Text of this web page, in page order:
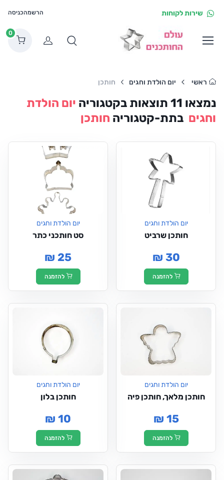
שירות לקוחות הרשמהכניסה
הרשמה
0
ראשי יום הולדת וחגים חותכן
נמצאו 11 תוצאות בקטגוריה יום הולדת
וחגים בתת-קטגוריה חותכן
יום הולדת וחגים
חותכן שרביט
₪ 30
להזמנה
יום הולדת וחגים
סט חותכני כתר
₪ 25
להזמנה
יום הולדת וחגים
חותכן מלאך, חותכן פיה
₪ 15
להזמנה
יום הולדת וחגים
חותכן בלון
₪ 10
להזמנה